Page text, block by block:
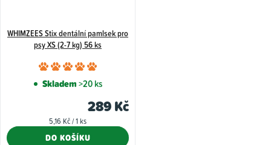
WHIMZEES Stix dentální pamlsek pro
psy XS (2-7 kg) 56 ks
Průměrné
hodnocení
je
5,0
Skladem>20 ks
289 Kč
Měrná
5,16 Kč / 1 ks
DO KOŠÍKU